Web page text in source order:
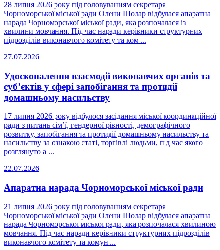
28 липня 2026 року під головуванням секретаря
Чорноморської міської ради Олени Шолар відбулася апаратна
нарада Чорноморської міської ради, яка розпочалася із
хвилини мовчання. Під час наради керівники структурних
підрозділів виконавчого комітету та ком ...
27.07.2026
Удосконалення взаємодії виконавчих органів та
суб’єктів у сфері запобігання та протидії
домашньому насильству
17 липня 2026 року відбулося засідання міської координаційної
ради з питань сім’ї, гендерної рівності, демографічного
розвитку, запобігання та протидії домашньому насильству та
насильству за ознакою статі, торгівлі людьми, під час якого
розглянуто а ...
22.07.2026
Апаратна нарада Чорноморської міської ради
21 липня 2026 року під головуванням секретаря
Чорноморської міської ради Олени Шолар відбулася апаратна
нарада Чорноморської міської ради, яка розпочалася хвилиною
мовчання. Під час наради керівники структурних підрозділів
виконавчого комітету та комун ...